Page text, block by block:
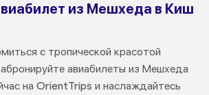
из Мешхеда в Киш
с тропической красотой
авиабилеты из Мешхеда
на OrientTrips и наслаждайтесь